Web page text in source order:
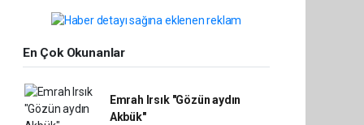
En Çok Okunanlar
Emrah Irsık "Gözün aydın
Akbük"